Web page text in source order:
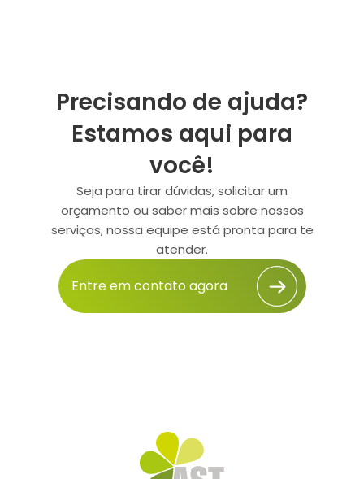
Precisando de ajuda?
Estamos aqui para
você!
Seja para tirar dúvidas, solicitar um
orçamento ou saber mais sobre nossos
serviços, nossa equipe está pronta para te
atender.
Entre em contato agora